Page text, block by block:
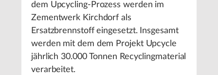
dem Upcycling-Prozess werden im
Zementwerk Kirchdorf als
Ersatzbrennstoff eingesetzt. Insgesamt
werden mit dem dem Projekt Upcycle
jährlich 30.000 Tonnen Recyclingmaterial
verarbeitet.